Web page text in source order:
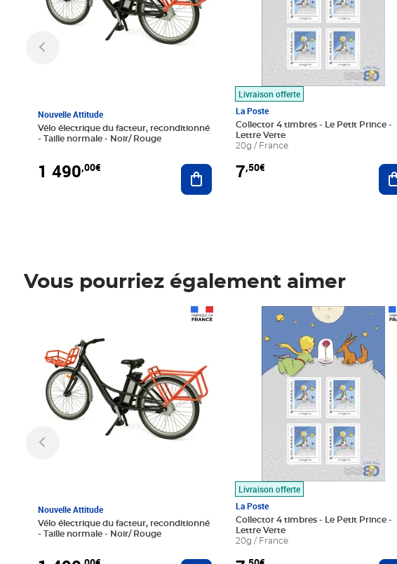
Nouvelle Attitude
Vélo électrique du facteur, reconditionné
- Taille normale - Noir/ Rouge
1 490,00€ Ajouter au panier
Livraison offerte
La Poste
Collector 4 timbres - Le Petit Prince -
Lettre Verte
20g / France
7,50€
Vous pourriez également aimer
Nouvelle Attitude
Vélo électrique du facteur, reconditionné
- Taille normale - Noir/ Rouge
Livraison offerte
La Poste
Collector 4 timbres - Le Petit Prince -
Lettre Verte
20g / France
Prix 7,50€